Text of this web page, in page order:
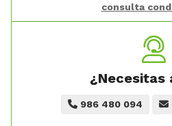
consulta
¿Necesitas
986 480 094